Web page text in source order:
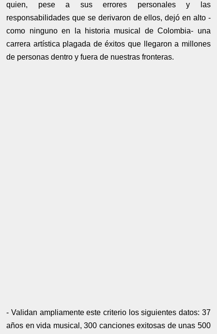
quien, pese a sus errores personales y las
responsabilidades que se derivaron de ellos, dejó en alto -
como ninguno en la historia musical de Colombia- una
carrera artística plagada de éxitos que llegaron a millones
de personas dentro y fuera de nuestras fronteras.
- Validan ampliamente este criterio los siguientes datos: 37
años en vida musical, 300 canciones exitosas de unas 500